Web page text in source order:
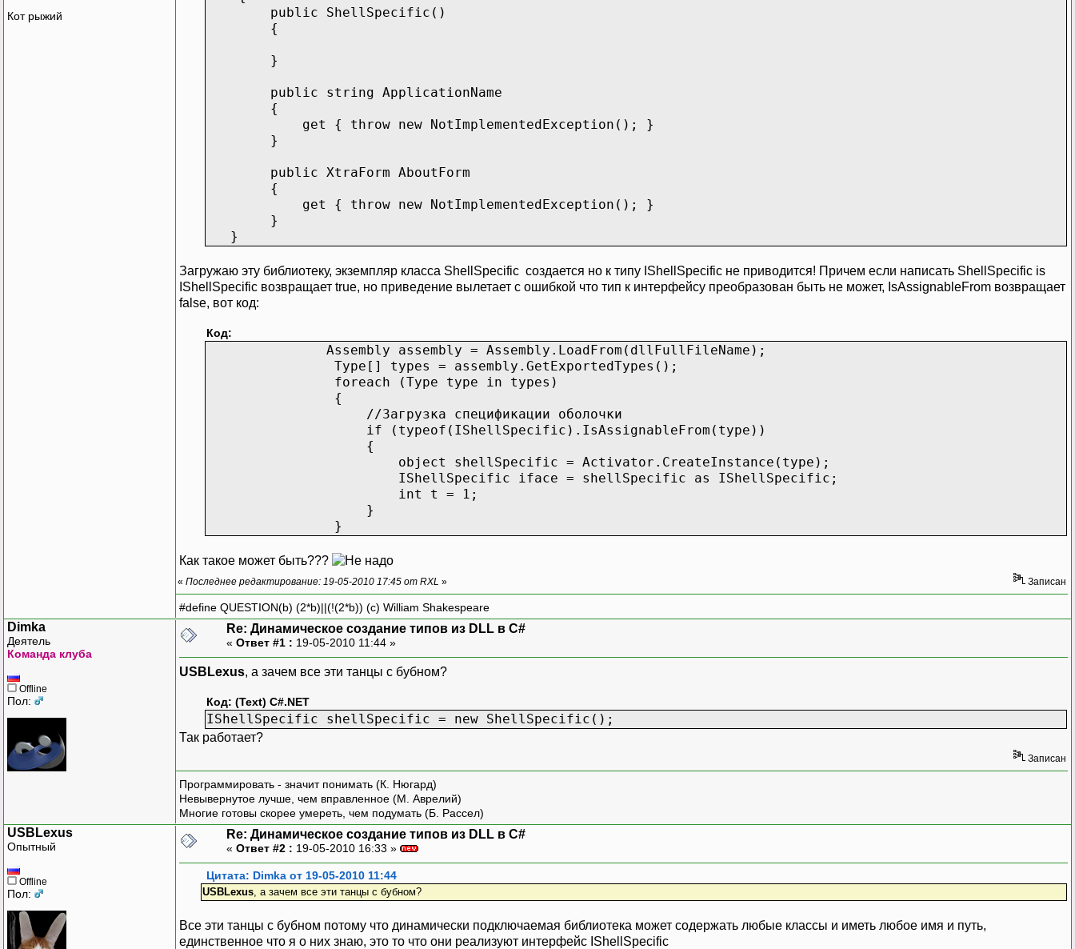
Кот рыжий
public ShellSpecific()
{
}
public string ApplicationName
{
get { throw new NotImplementedException(); }
}
public XtraForm AboutForm
{
get { throw new NotImplementedException(); }
}
}
Загружаю эту библиотеку, экземпляр класса ShellSpecific создается но к типу IShellSpecific не приводится! Причем если написать ShellSpecific is
IShellSpecific возвращает true, но приведение вылетает с ошибкой что тип к интерфейсу преобразован быть не может, IsAssignableFrom возвращает
false, вот код:
Код:
Assembly assembly = Assembly.LoadFrom(dllFullFileName);
Type[] types = assembly.GetExportedTypes();
foreach (Type type in types)
{
//Загрузка спецификации оболочки
if (typeof(IShellSpecific).IsAssignableFrom(type))
{
object shellSpecific = Activator.CreateInstance(type);
IShellSpecific iface = shellSpecific as IShellSpecific;
int t = 1;
}
}
Как такое может быть???
« Последнее редактирование: 19-05-2010 17:45 от RXL » Записан
#define QUESTION(b) (2*b)||(!(2*b)) (c) William Shakespeare
Dimka
Деятель
Команда клуба
Offline
Пол:
Re: Динамическое создание типов из DLL в C#
« Ответ #1 : 19-05-2010 11:44 »
USBLexus, а зачем все эти танцы с бубном?
Код: (Text) C#.NET
IShellSpecific shellSpecific = new ShellSpecific();
Так работает?
Записан
Программировать - значит понимать (К. Нюгард)
Невывернутое лучше, чем вправленное (М. Аврелий)
Многие готовы скорее умереть, чем подумать (Б. Рассел)
USBLexus
Опытный
Offline
Пол:
Re: Динамическое создание типов из DLL в C#
« Ответ #2 : 19-05-2010 16:33 »
Цитата: Dimka от 19-05-2010 11:44
USBLexus, а зачем все эти танцы с бубном?
Все эти танцы с бубном потому что динамически подключаемая библиотека может содержать любые классы и иметь любое имя и путь,
единственное что я о них знаю, это то что они реализуют интерфейс IShellSpecific